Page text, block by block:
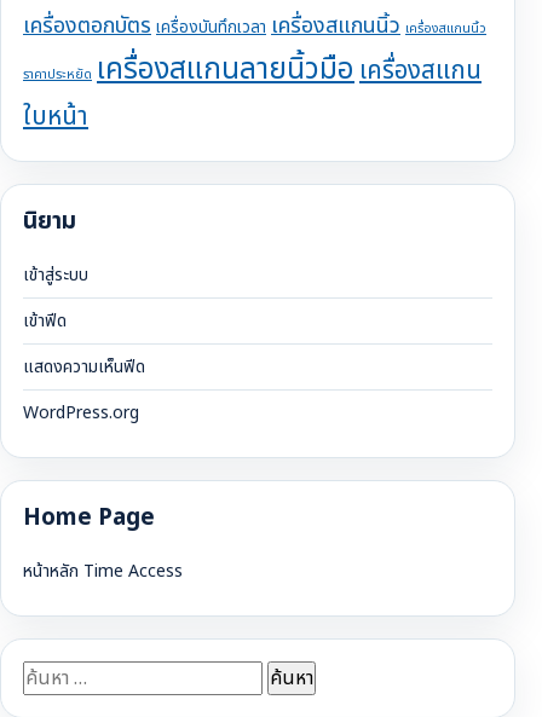
เครื่องตอกบัตร เครื่องบันทึกเวลา เครื่องสแกนนิ้ว เครื่องสแกนนิ้ว
ราคาประหยัด เครื่องสแกนลายนิ้วมือเครื่องสแกน
ใบหน้า
นิยาม
เข้าสู่ระบบ
เข้าฟีด
แสดงความเห็นฟีด
WordPress.org
Home Page
หน้าหลัก Time Access
ค้นหา
สำหรับ: